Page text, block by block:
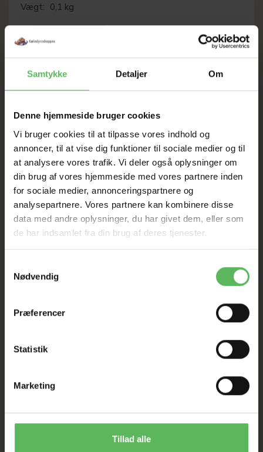
Samtykke Detaljer Om
Denne hjemmeside bruger cookies
Vi bruger cookies til at tilpasse vores indhold og
annoncer, til at vise dig funktioner til sociale medier og til
at analysere vores trafik. Vi deler også oplysninger om
din brug af vores hjemmeside med vores partnere inden
for sociale medier, annonceringspartnere og
analysepartnere. Vores partnere kan kombinere disse
data med andre oplysninger, du har givet dem, eller som
de har indsamlet fra din brug af deres tjenester.
Nødvendig
Præferencer
Statistik
Marketing
Tillad alle
Vægt: 0,1 kg
LÆG I KURV
SOMMER
UDSALG
TIL D. 8 AUGUST
HELE WEBSHOPPEN ER
Tilbud GÆLDER IKKE
I FYSISK BUTIKKERE